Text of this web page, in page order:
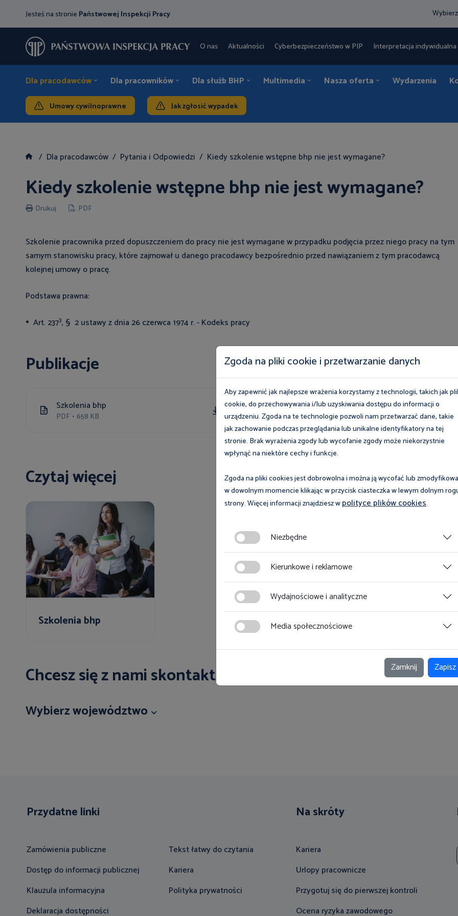
Jesteś na stronie Państwowej Inspekcji Pracy
O nas Aktualności Cyberbezpieczeństwo w PIP Interpretacja indywidualna
Dla pracodawców Dla pracowników Dla służb BHP Multimedia Nasza oferta Wydarzenia
Umowy cywilnoprawne Jak zgłosić wypadek
Dla pracodawców Pytania i Odpowiedzi Kiedy szkolenie wstępne bhp nie jest wymagane?
Kiedy szkolenie wstępne bhp nie jest wymagane?
Drukuj PDF
Szkolenie pracownika przed dopuszczeniem do pracy nie jest wymagane w przypadku podjęcia przez niego pracy na tym
samym stanowisku pracy, które zajmował u danego pracodawcy bezpośrednio przed nawiązaniem z tym pracodawcą
kolejnej umowy o pracę.
Podstawa prawna:
Art. 2373, § 2 ustawy z dnia 26 czerwca 1974 r. - Kodeks pracy
Publikacje
Szkolenia bhp
PDF • 658 KB
Czytaj więcej
Szkolenia bhp
Chcesz się z nami skontaktować?
Wybierz województwo
Przydatne linki
Zamówienia publiczne
Dostęp do informacji publicznej
Klauzula informacyjna
Deklaracja dostępności
Tekst łatwy do czytania
Kariera
Polityka prywatności
Na skróty
Kariera
Urlopy pracownicze
Przygotuj się do pierwszej kontroli
Ocena ryzyka zawodowego
Zgoda na pliki cookie i przetwarzanie danych
Aby zapewnić jak najlepsze wrażenia korzystamy z technologii, takich jak
cookie, do przechowywania i/lub uzyskiwania dostępu do informacji o
urządzeniu. Zgoda na te technologie pozwoli nam przetwarzać dane, takie
jak zachowanie podczas przeglądania lub unikalne identyfikatory na tej
stronie. Brak wyrażenia zgody lub wycofanie zgody może niekorzystnie
wpłynąć na niektóre cechy i funkcje.
Zgoda na pliki cookies jest dobrowolna i można ją wycofać lub
w dowolnym momencie klikając w przycisk ciasteczka w lewym dolnym
strony. Więcej informacji znajdziesz wpolityce plików cookies.
Niezbędne
Kierunkowe i reklamowe
Wydajnościowe i analityczne
Media społecznościowe
Zamknij Zapisz